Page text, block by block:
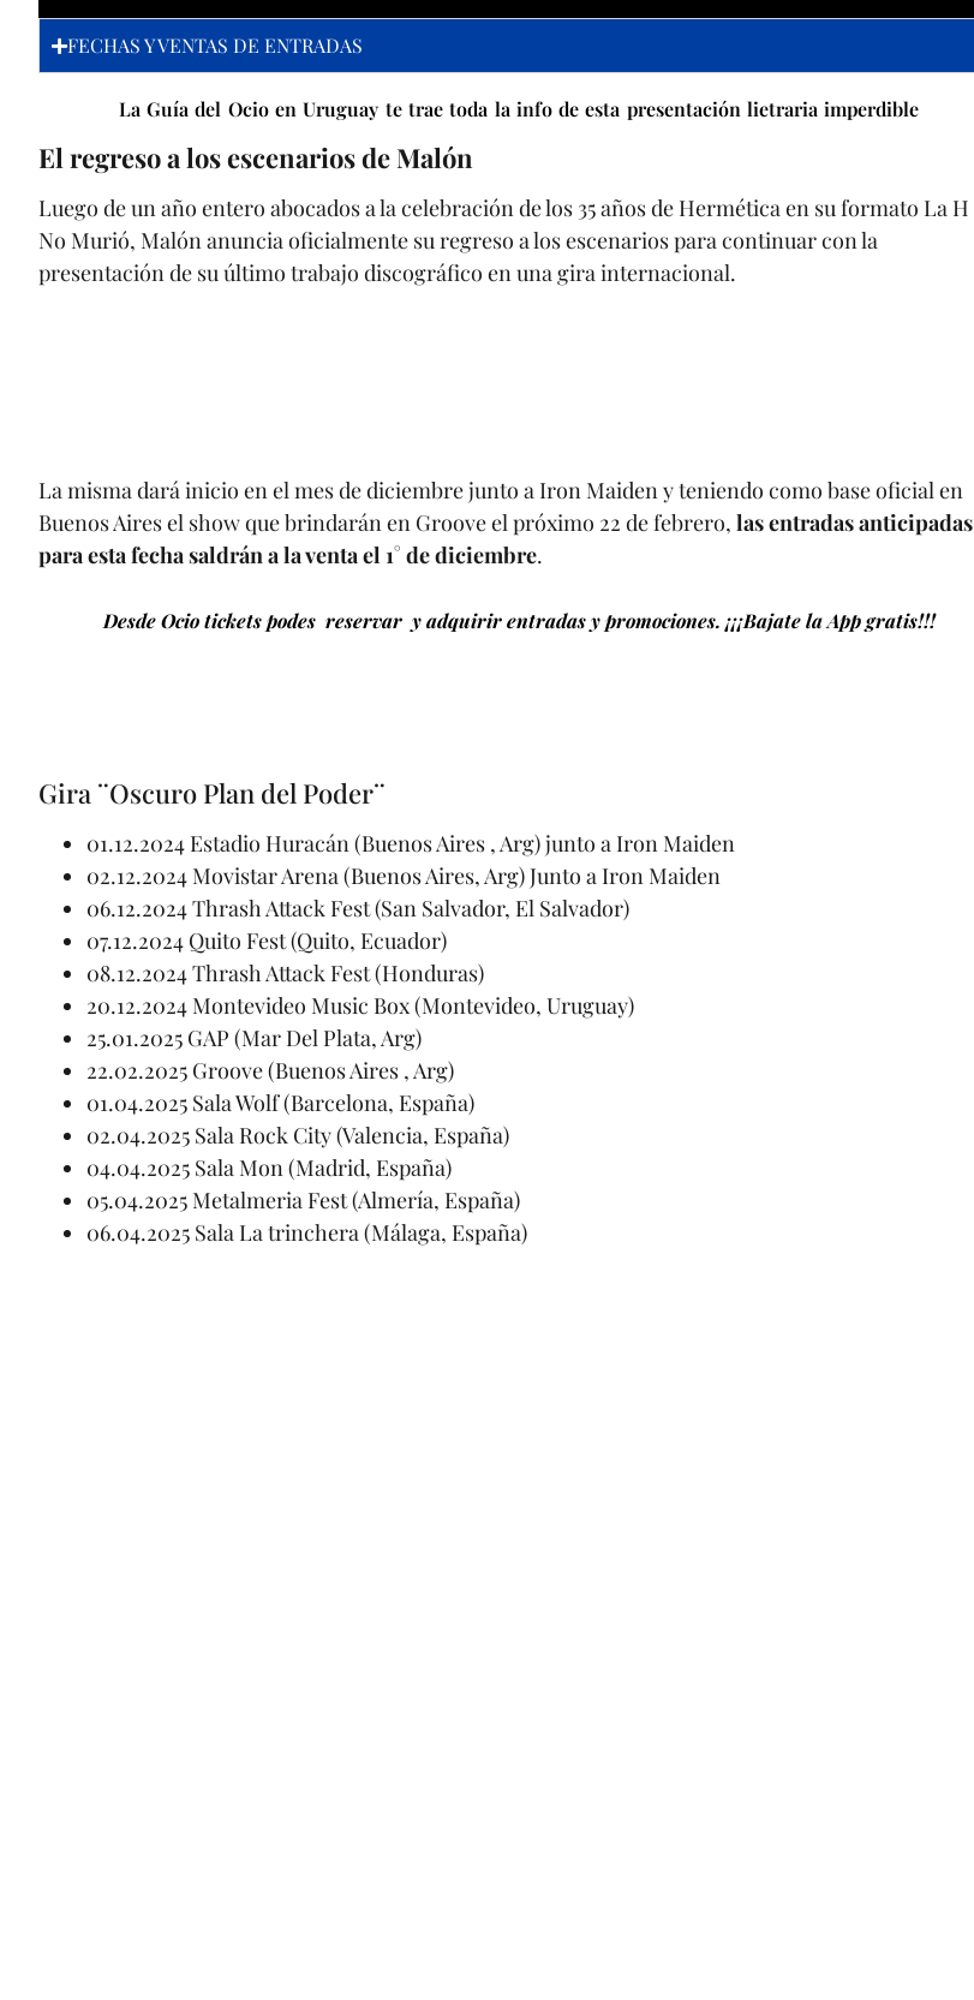
FECHAS Y VENTAS DE ENTRADAS
La Guía del Ocio en Uruguay te trae toda la info de esta presentación lietraria imperdible
El regreso a los escenarios de Malón
Luego de un año entero abocados a la celebración de los 35 años de Hermética en su formato La H
No Murió, Malón anuncia oficialmente su regreso a los escenarios para continuar con la
presentación de su último trabajo discográfico en una gira internacional.
La misma dará inicio en el mes de diciembre junto a Iron Maiden y teniendo como base oficial en
Buenos Aires el show que brindarán en Groove el próximo 22 de febrero, las entradas anticipadas
para esta fecha saldrán a la venta el 1° de diciembre.
Desde Ocio tickets podes reservar y adquirir entradas y promociones. ¡¡¡Bajate la App gratis!!!
Gira ¨Oscuro Plan del Poder¨
01.12.2024 Estadio Huracán (Buenos Aires , Arg) junto a Iron Maiden
02.12.2024 Movistar Arena (Buenos Aires, Arg) Junto a Iron Maiden
06.12.2024 Thrash Attack Fest (San Salvador, El Salvador)
07.12.2024 Quito Fest (Quito, Ecuador)
08.12.2024 Thrash Attack Fest (Honduras)
20.12.2024 Montevideo Music Box (Montevideo, Uruguay)
25.01.2025 GAP (Mar Del Plata, Arg)
22.02.2025 Groove (Buenos Aires , Arg)
01.04.2025 Sala Wolf (Barcelona, España)
02.04.2025 Sala Rock City (Valencia, España)
04.04.2025 Sala Mon (Madrid, España)
05.04.2025 Metalmeria Fest (Almería, España)
06.04.2025 Sala La trinchera (Málaga, España)